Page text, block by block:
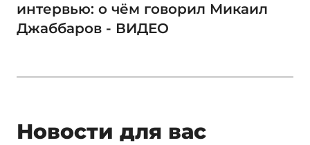
интервью: о чём говорил Микаил
Джаббаров - ВИДЕО
Новости для вас